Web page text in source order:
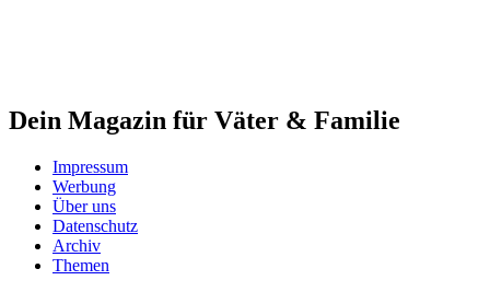
Dein Magazin für Väter & Familie
Impressum
Werbung
Über uns
Datenschutz
Archiv
Themen